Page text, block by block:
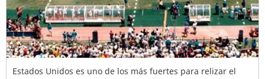
Estados Unidos es uno de los más fuertes para relizar el